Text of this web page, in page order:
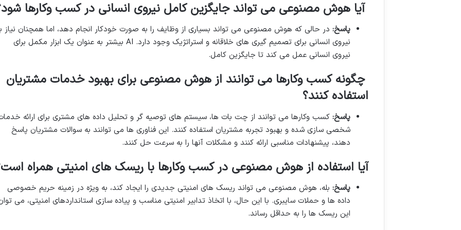
آیا هوش مصنوعی می تواند جایگزین کامل نیروی انسانی در کسب وکارها
پاسخ: در حالی که هوش مصنوعی می تواند بسیاری از وظایف را به صورت خودکار انجام دهد، اما همچنان نیاز
نیروی انسانی برای تصمیم گیری های خلاقانه و استراتژیک وجود دارد. AI بیشتر به عنوان یک ابزار مکمل برای
نیروی انسانی عمل می کند تا جایگزین کامل.
چگونه کسب وکارها می توانند از هوش مصنوعی برای بهبود خدمات مشتریان
استفاده کنند؟
پاسخ: کسب وکارها می توانند از چت بات ها، سیستم های توصیه گر و تحلیل داده های مشتری برای ارائه
شخصی سازی شده و بهبود تجربه مشتریان استفاده کنند. این فناوری ها می توانند به سوالات مشتریان پاسخ
دهند، پیشنهادات مناسبی ارائه کنند و مشکلات آنها را به سرعت حل کنند.
آیا استفاده از هوش مصنوعی در کسب وکارها با ریسک های امنیتی همراه
پاسخ: بله، هوش مصنوعی می تواند ریسک های امنیتی جدیدی را ایجاد کند، به ویژه در زمینه حریم خصوصی
داده ها و حملات سایبری. با این حال، با اتخاذ تدابیر امنیتی مناسب و پیاده سازی استانداردهای امنیتی، می
این ریسک ها را به حداقل رساند.